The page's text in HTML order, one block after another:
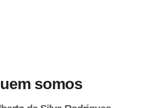
somos